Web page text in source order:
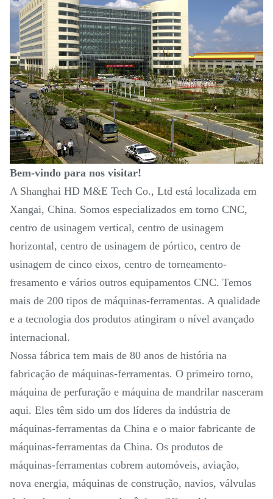
Bem-vindo para nos visitar!
A Shanghai HD M&E Tech Co., Ltd está localizada em
Xangai, China. Somos especializados em torno CNC,
centro de usinagem vertical, centro de usinagem
horizontal, centro de usinagem de pórtico, centro de
usinagem de cinco eixos, centro de torneamento-
fresamento e vários outros equipamentos CNC. Temos
mais de 200 tipos de máquinas-ferramentas. A qualidade
e a tecnologia dos produtos atingiram o nível avançado
internacional.
Nossa fábrica tem mais de 80 anos de história na
fabricação de máquinas-ferramentas. O primeiro torno,
máquina de perfuração e máquina de mandrilar nasceram
aqui. Eles têm sido um dos líderes da indústria de
máquinas-ferramentas da China e o maior fabricante de
máquinas-ferramentas da China. Os produtos de
máquinas-ferramentas cobrem automóveis, aviação,
nova energia, máquinas de construção, navios, válvulas